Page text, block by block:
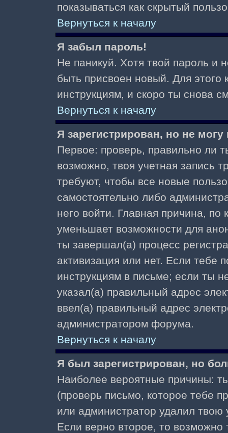
показываться как скрытый
Вернуться к началу
Я забыл пароль!
Не паникуй. Хотя твой пароль и
быть присвоен новый. Для этого
инструкциям, и скоро ты снова
Вернуться к началу
Я зарегистрирован, но не могу
Первое: проверь, правильно ли
возможно, твоя учетная запись
требуют, чтобы все новые
самостоятельно либо
него войти. Главная причина,
уменьшает возможности для
ты завершал(а) процесс
активизация или нет. Если тебе
инструкциям в письме; если ты
указал(а) правильный адрес
ввел(а) правильный адрес
администратором форума.
Вернуться к началу
Я был зарегистрирован, но
Наиболее вероятные причины:
(проверь письмо, которое тебе
или администратор удалил твою
Если верно второе, то